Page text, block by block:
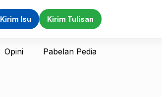
Kirim Isu Kirim Tulisan
Opini Pabelan Pedia